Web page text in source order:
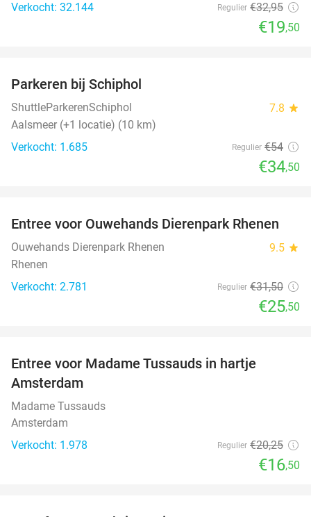
Verkocht: 32.144
Regulier €32,95
€19,50
Parkeren bij Schiphol
ShuttleParkerenSchiphol 7.8 star
Aalsmeer (+1 locatie) (10 km)
Verkocht: 1.685
Regulier €54
€34,50
19%
Entree voor Ouwehands Dierenpark Rhenen
Ouwehands Dierenpark Rhenen 9.5 star
Rhenen
Verkocht: 2.781
Regulier €31,50
€25,50
Entree voor Madame Tussauds in hartje
Amsterdam
Madame Tussauds
Amsterdam
Verkocht: 1.978
Regulier €20,25
€16,50